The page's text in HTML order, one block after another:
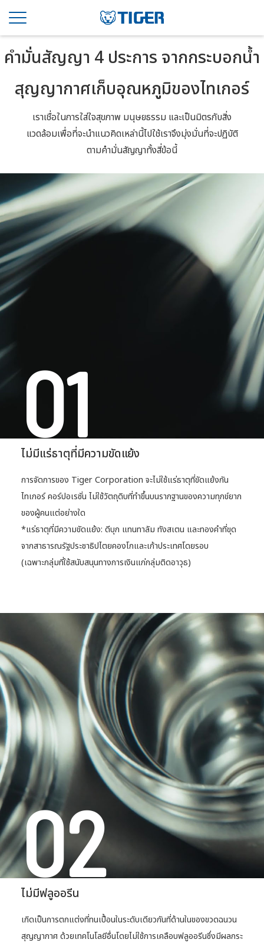
คำมั่นสัญญา 4 ประการ จากกระบอกน้ำ
สุญญากาศเก็บอุณหภูมิของไทเกอร์
เราเชื่อในการใส่ใจสุขภาพ มนุษยธรรม และเป็นมิตรกับสิ่ง
แวดล้อมเพื่อที่จะนําแนวคิดเหล่านี้ไปใช้เราจึงมุ่งมั่นที่จะปฏิบัติ
ตามคํามั่นสัญญาทั้งสี่ข้อนี้
01
ไม่มีแร่ธาตุที่มีความขัดแย้ง
การจัดการของ Tiger Corporation จะไม่ใช้แร่ธาตุที่ขัดแย้งกัน
ไทเกอร์ คอร์ปอเรชั่น ไม่ใช้วัตถุดิบที่ทําขึ้นบนรากฐานของความทุกข์ยาก
ของผู้คนแต่อย่างใด
*แร่ธาตุที่มีความขัดแย้ง: ดีบุก แทนทาลัม ทังสเตน และทองคําที่ขุด
จากสาธารณรัฐประชาธิปไตยคองโกและเก้าประเทศโดยรอบ
(เฉพาะกลุ่มที่ใช้สนับสนุนทางการเงินแก่กลุ่มติดอาวุธ)
02
ไม่มีฟลูออรีน
เกิดเป็นการตกแต่งที่ทนเปื้อนในระดับเดียวกันที่ด้านในของขวดฉนวน
สุญญากาศด้วยเทคโนโลยีอื่นโดยไม่ใช้การเคลือบฟลูออรีนซึ่งมีผลกระ